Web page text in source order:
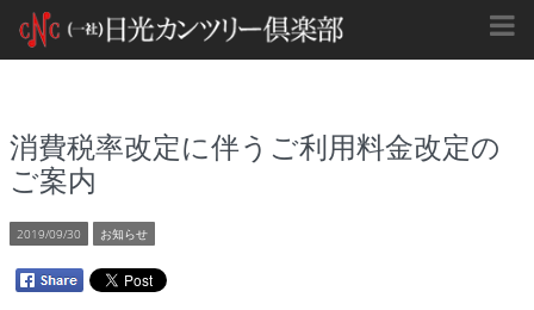
消費税率改定に伴うご利用料金改定の
ご案内
2019/09/30 お知らせ